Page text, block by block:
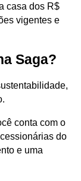
casa dos R$
vigentes e
Saga?
conta com o
do
e uma